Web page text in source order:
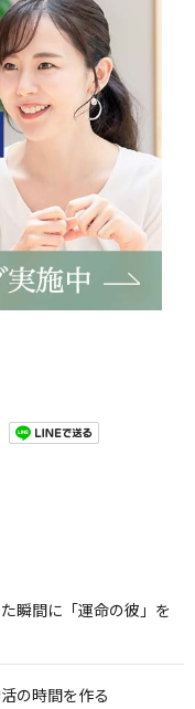
瞬間に「運命の彼」を
の時間を作る